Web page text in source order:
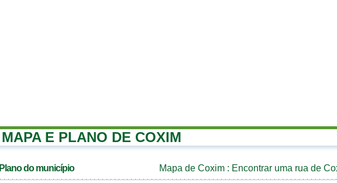
MAPA E PLANO DE COXIM
Plano do município Mapa de Coxim : Encontrar uma rua de